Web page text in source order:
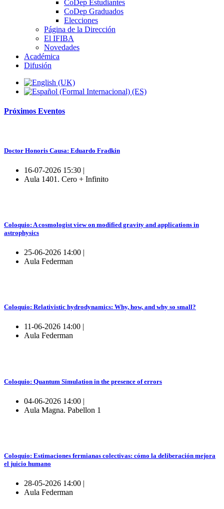
CoDep Estudiantes
CoDep Graduados
Elecciones
Página de la Dirección
El IFIBA
Novedades
Académica
Difusión
Próximos Eventos
Doctor Honoris Causa: Eduardo Fradkin
16-07-2026 15:30 |
Aula 1401. Cero + Infinito
Coloquio: A cosmologist view on modified gravity and applications in
astrophysics
25-06-2026 14:00 |
Aula Federman
Coloquio: Relativistic hydrodynamics: Why, how, and why so small?
11-06-2026 14:00 |
Aula Federman
Coloquio: Quantum Simulation in the presence of errors
04-06-2026 14:00 |
Aula Magna. Pabellon 1
Coloquio: Estimaciones fermianas colectivas: cómo la deliberación mejora
el juicio humano
28-05-2026 14:00 |
Aula Federman